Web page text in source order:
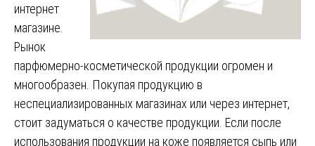
интернет
магазине.
Рынок
парфюмерно-косметической продукции огромен и
многообразен. Покупая продукцию в
неспециализированных магазинах или через интернет,
стоит задуматься о качестве продукции. Если после
использования продукции на коже появляется сыпь или